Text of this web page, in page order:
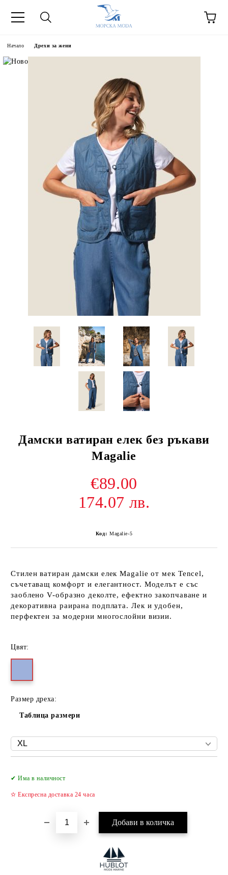
Начало Дрехи за жени
Дамски ватиран елек без ръкави
Magalie
€89.00
174.07 лв.
Код: Magalie-5
Стилен ватиран дамски елек Magalie от мек Tencel,
съчетаващ комфорт и елегантност. Моделът е със
заоблено V-образно деколте, ефектно закопчаване и
декоративна раирана подплата. Лек и удобен,
перфектен за модерни многослойни визии.
Цвят:
Размер дреха:
Таблица размери
✔ Има в наличност
✫ Експресна доставка 24 часа